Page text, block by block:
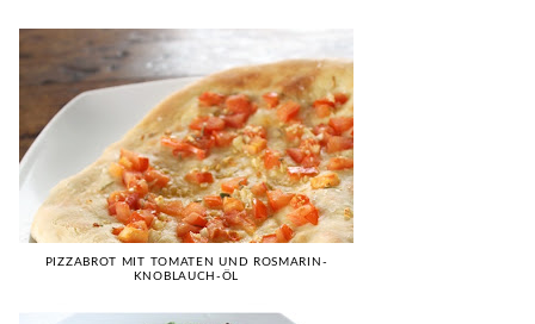
PIZZABROT MIT TOMATEN UND ROSMARIN-
KNOBLAUCH-ÖL